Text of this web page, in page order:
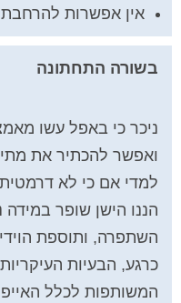
אין אפשרות להרחבת
בשורה התחתונה
ניכר כי באפל עשו
ואפשר להכתיר את
למדי אם כי לא
הננו הישן שופר במידה
השתפרה, ותוספת
כרגע, הבעיות
המשותפות לכלל